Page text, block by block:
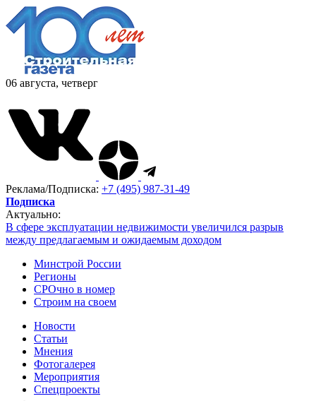
06 августа, четверг
Реклама/Подписка: +7 (495) 987-31-49
Подписка
Актуально:
В сфере эксплуатации недвижимости увеличился разрыв
между предлагаемым и ожидаемым доходом
Минстрой России
Регионы
СРОчно в номер
Строим на своем
Новости
Статьи
Мнения
Фотогалерея
Мероприятия
Спецпроекты